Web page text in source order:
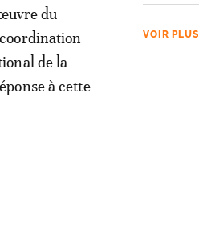
du
de la
à cette
VOIR PLUS